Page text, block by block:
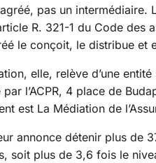
pas un intermédiaire.
R. 321-1 du Code
le conçoit, le distribue et
elle, relève d’une
l’ACPR, 4 place de
est La Médiation de
annonce détenir plus de
soit plus de 3,6 fois le